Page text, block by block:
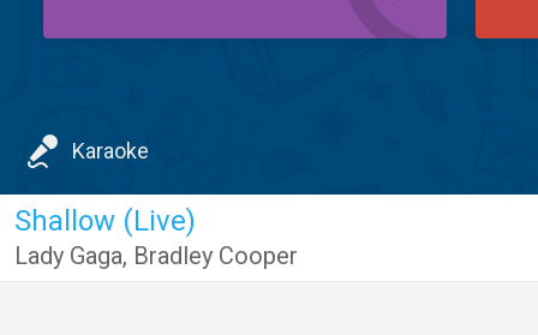
Karaoke
Shallow (Live)
Lady Gaga, Bradley Cooper